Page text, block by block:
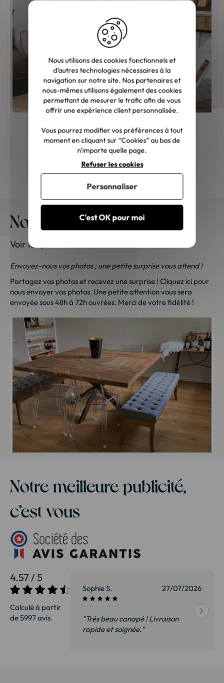
Comment choisir son fauteuil de salon ?
Nos meubles chez vous
Voir les photos de nos clients
Envoyez-nous vos photos ; une petite surprise vous attend !
Partagez vos photos et recevez une surprise ! Cliquez ici pour
nous envoyer vos photos. Une petite attention vous sera
envoyée sous 48h à 72h ouvrées. Merci de votre fidélité !
Notre meilleure publicité,
c’est vous
4.57 / 5
Calculé à partir
de 5997 avis.
27/07/2026 Sophie S. 27/07/2026
"Très beau canapé ! Livraison
rapide et soignée."
Nous utilisons des cookies fonctionnels et
d’autres technologies nécessaires à la
navigation sur notre site. Nos partenaires et
nous-mêmes utilisons également des cookies
permettant de mesurer le trafic afin de vous
offrir une expérience client personnalisée.
Vous pourrez modifier vos préférences à tout
moment en cliquant sur “Cookies” au bas de
n'importe quelle page.
C'est OK pour moi
Refuser les cookies
Personnaliser